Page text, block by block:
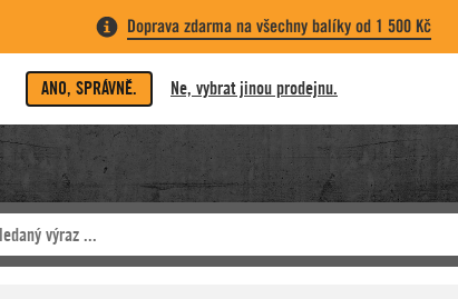
Doprava zdarma na všechny balíky od 1 500 Kč
ANO, SPRÁVNĚ. Ne, vybrat jinou prodejnu.